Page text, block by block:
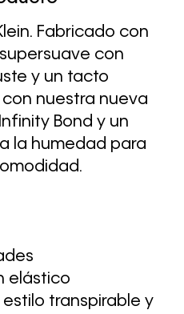
Fabricado con
con
y un tacto
nuestra nueva
Bond y un
la humedad para
elástico
transpirable y